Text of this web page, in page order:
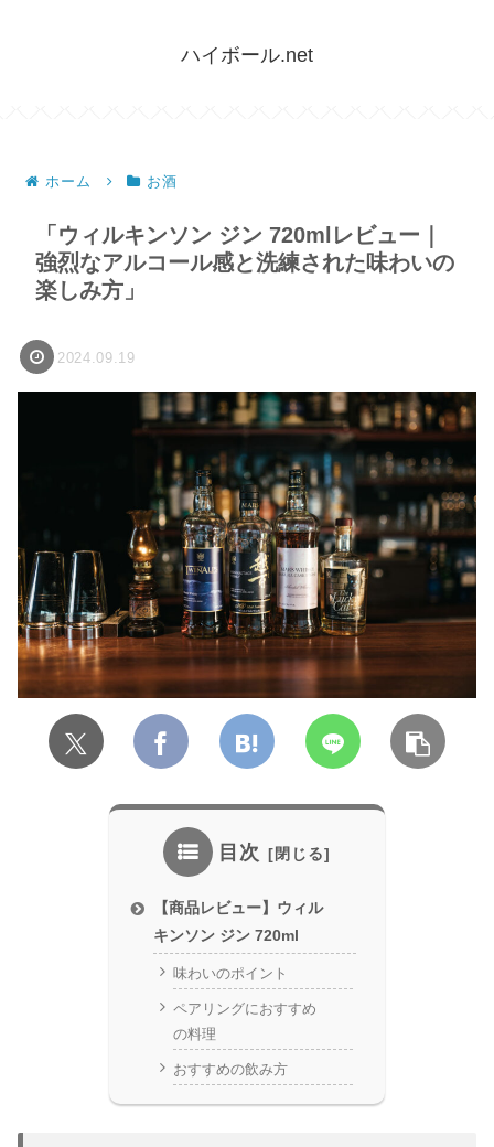
ハイボール.net
ホーム お酒
「ウィルキンソン ジン 720mlレビュー｜
強烈なアルコール感と洗練された味わいの
楽しみ方」
2024.09.19
目次
【商品レビュー】ウィル
キンソン ジン 720ml
味わいのポイント
ペアリングにおすすめ
の料理
おすすめの飲み方